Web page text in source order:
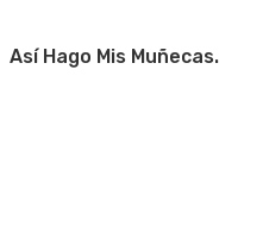
Así Hago Mis Muñecas.